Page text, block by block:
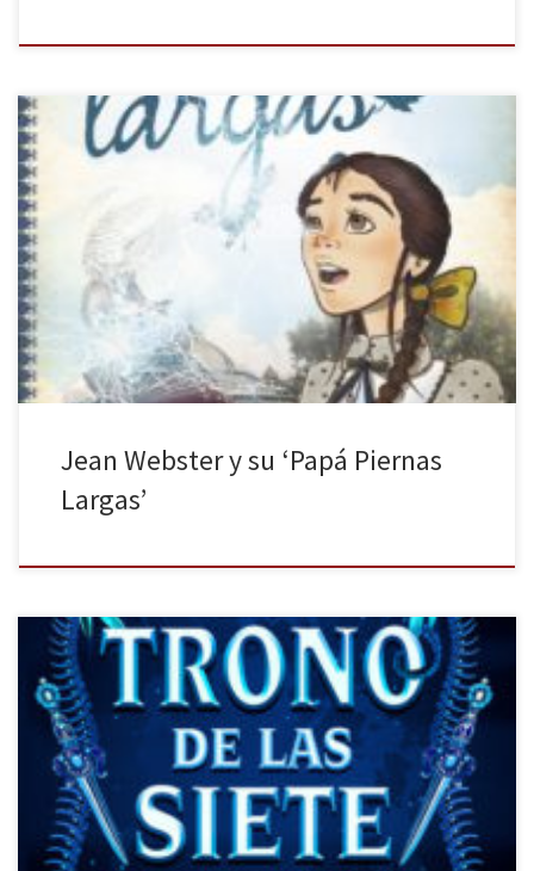
El sello Toro Mítico, perteneciente a la editorial Almuzara, ha
publicado recientemente Papá Piernas Largas, de Jean Webster,
en una bella edición que incluye, no solo los dibujos originales
que realizó la propia autora en 1919, sino también unas
ilustraciones en color de Sara Lago para esta edición. Esta novela
Jean Webster y su ‘Papá Piernas
Largas’
La Galera Editorial publica El trono de los siete reinos una novela
de Adalyn Grace. La Historia parece, a simple vista, algo difícil de
ocultar, sobre todo, si hablamos de los hechos que están
ocurriendo en el presente. Sin embargo, la manipulación, las
medias verdades y los silencios pueden cambiar […]